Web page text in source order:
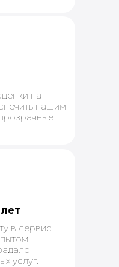
на
нашим
в сервис
услуг.